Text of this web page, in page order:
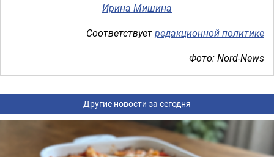
Ирина Мишина
Соответствуетредакционной политике
Фото: Nord-News
Другие новости за сегодня